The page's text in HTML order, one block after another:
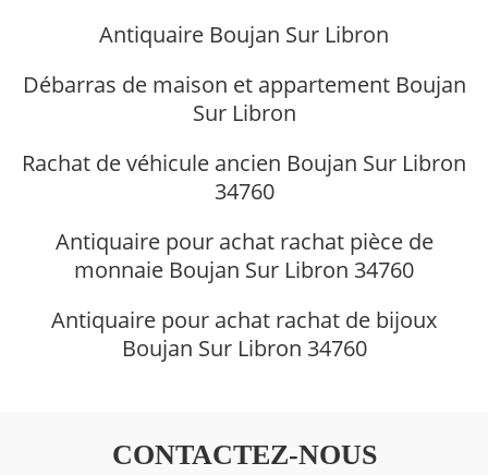
Antiquaire Boujan Sur Libron
Débarras de maison et appartement Boujan
Sur Libron
Rachat de véhicule ancien Boujan Sur Libron
34760
Antiquaire pour achat rachat pièce de
monnaie Boujan Sur Libron 34760
Antiquaire pour achat rachat de bijoux
Boujan Sur Libron 34760
CONTACTEZ-NOUS